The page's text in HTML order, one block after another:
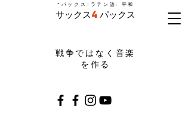
サックス4パックス
*パックス= ラテン語: 平和
戦争ではなく音楽
を作る